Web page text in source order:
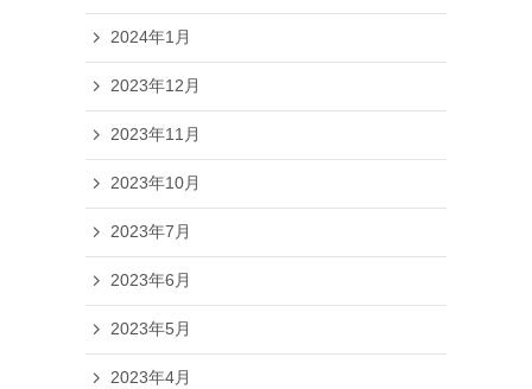
2024年1月
2023年12月
2023年11月
2023年10月
2023年7月
2023年6月
2023年5月
2023年4月